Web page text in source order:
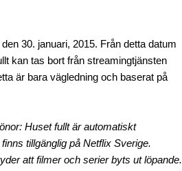
30. januari, 2015. Från detta datum
kan tas bort från streamingtjänsten
är bara vägledning och baserat på
Huset fullt är automatiskt
tillgänglig på Netflix Sverige.
att filmer och serier byts ut löpande.